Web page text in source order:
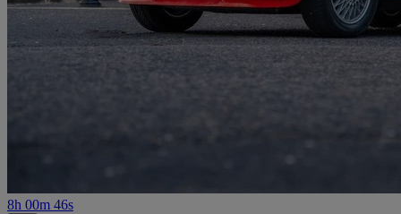
8h 00m 46s